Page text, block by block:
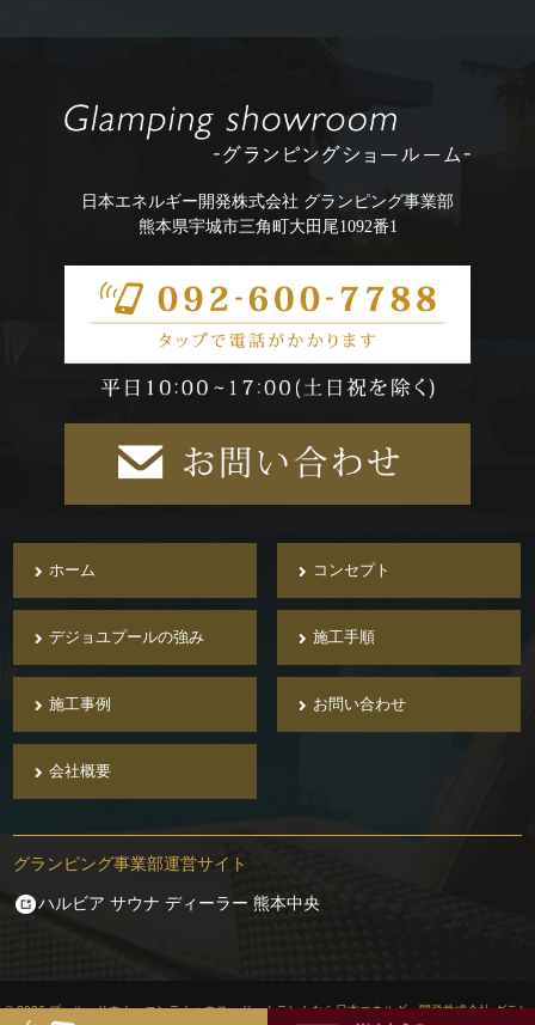
日本エネルギー開発株式会社 グランピング事業部
熊本県宇城市三角町大田尾1092番1
ホーム
デジョユプールの強み
施工事例
会社概要
コンセプト
施工手順
お問い合わせ
グランピング事業部運営サイト
ハルビア サウナ ディーラー 熊本中央
© 2026 プール・サウナ・コンテナハウス・ドームテントなら日本エネルギー開発株式会社 グラン